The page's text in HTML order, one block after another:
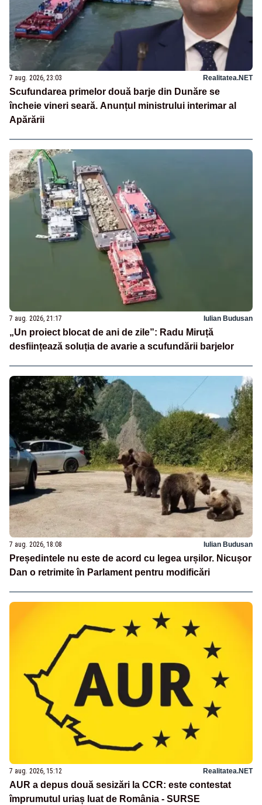
7 aug. 2026, 23:03 Realitatea.NET
Scufundarea primelor două barje din Dunăre se
încheie vineri seară. Anunțul ministrului interimar al
Apărării
7 aug. 2026, 21:17 Iulian Budusan
„Un proiect blocat de ani de zile”: Radu Miruță
desființează soluția de avarie a scufundării barjelor
7 aug. 2026, 18:08 Iulian Budusan
Președintele nu este de acord cu legea urșilor. Nicușor
Dan o retrimite în Parlament pentru modificări
7 aug. 2026, 15:12 Realitatea.NET
AUR a depus două sesizări la CCR: este contestat
împrumutul uriaș luat de România - SURSE